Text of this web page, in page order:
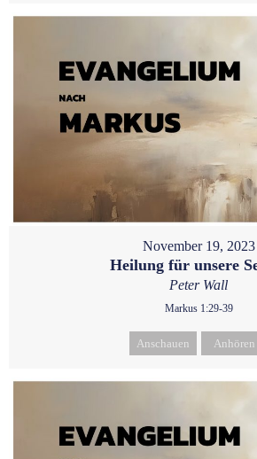
November 19, 2023
Heilung für unsere
Peter Wall
Markus 1:29-39
Anschauen Anhören